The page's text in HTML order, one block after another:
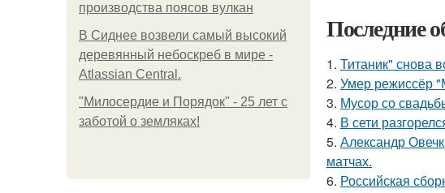
производства поясов вулкан
В Сиднее возвели самый высокий
деревянный небоскреб в мире -
Atlassian Central.
"Милосердие и Порядок" - 25 лет с
заботой о земляках!
Последние
1. Титаник" снова
2. Умер режиссёр
3. Мусор со
4. В сети
5. Александр
матчах.
6. Российская